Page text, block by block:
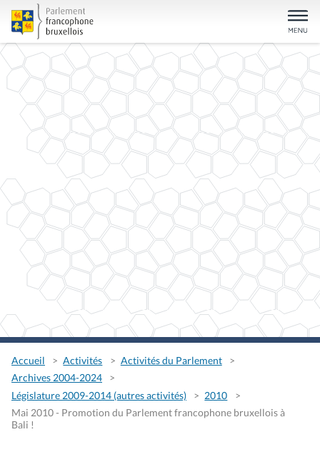
Accueil Activités
Activités du Parlement
Archives 2004-2024
Législature 2009-2014 (autres activités)
2010
Mai 2010 - Promotion du Parlement francophone bruxellois à
Bali !